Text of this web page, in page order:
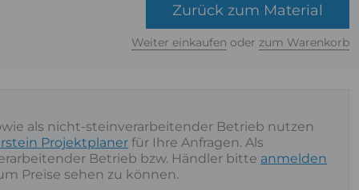
Zurück zum Material
Weiter einkaufen oder zum Warenkorb
als nicht-steinverarbeitender Betrieb nutzen
Projektplaner für Ihre Anfragen. Als
Betrieb bzw. Händler bitte anmelden
Preise sehen zu können.